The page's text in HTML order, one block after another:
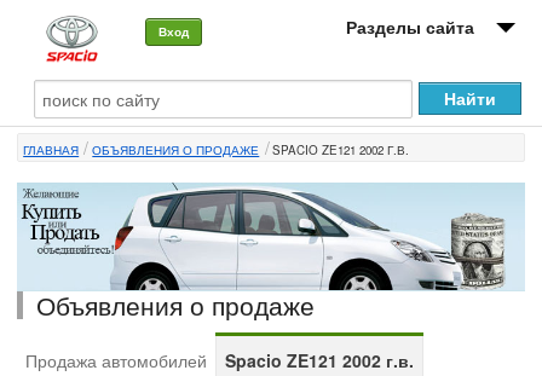
Вход Разделы сайта
О машине
Автоклуб
Форумы
Сервисы и услуги
Новости
ГЛАВНАЯ ОБЪЯВЛЕНИЯ О ПРОДАЖЕ SPACIO ZE121 2002 Г.В.
Объявления о продаже
Продажа автомобилей
Spacio ZE121 2002 г.в.